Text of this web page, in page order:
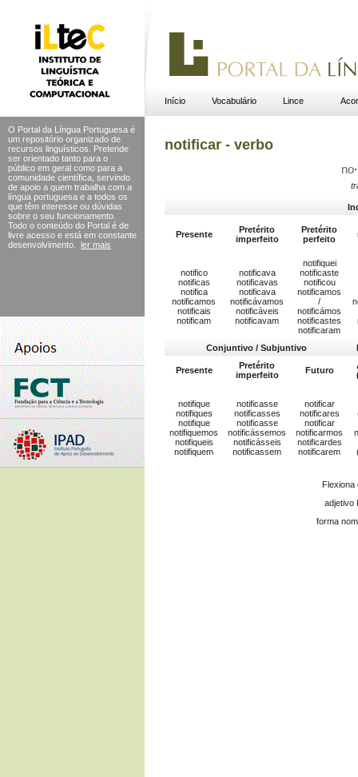
Início Vocabulário Lince
O Portal da Língua Portuguesa é
um repositório organizado de
recursos linguísticos. Pretende
ser orientado tanto para o
público em geral como para a
comunidade científica, servindo
de apoio a quem trabalha com a
língua portuguesa e a todos os
que têm interesse ou dúvidas
sobre o seu funcionamento.
Todo o conteúdo do Portal é de
livre acesso e está em constante
desenvolvimento.
ler mais
notificar - verbo
no·
Presente
Pretérito
imperfeito
Pretérito
perfeito
notifico
notificas
notifica
notificamos
notificais
notificam
notificava
notificavas
notificava
notificávamos
notificáveis
notificavam
notifiquei
notificaste
notificou
notificamos
/
notificámos
notificastes
notificaram
Conjuntivo / Subjuntivo
Presente
Pretérito
imperfeito
Futuro
notifique
notifiques
notifique
notifiquemos
notifiqueis
notifiquem
notificasse
notificasses
notificasse
notificássemos
notificásseis
notificassem
notificar
notificares
notificar
notificarmos
notificardes
notificarem
adjetivo
forma